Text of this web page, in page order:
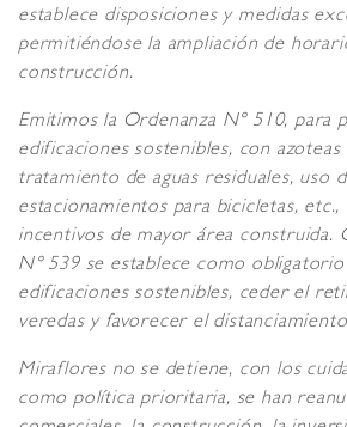
establece disposiciones y medidas
permitiéndose la ampliación de
construcción.
Emitimos la Ordenanza N° 510, para
edificaciones sostenibles, con azoteas
tratamiento de aguas residuales, uso
estacionamientos para bicicletas,
incentivos de mayor área construida.
N° 539 se establece como obligatorio
edificaciones sostenibles, ceder el
veredas y favorecer el
Miraflores no se detiene, con los
como política prioritaria, se han